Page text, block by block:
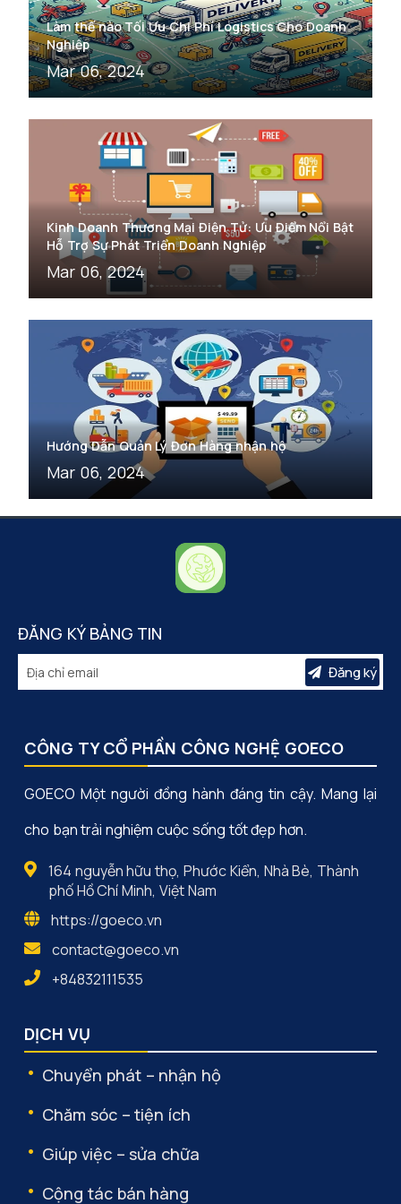
Làm thế nào Tối Ưu Chi Phí Logistics Cho Doanh
Nghiệp
Mar 06, 2024
Kinh Doanh Thương Mại Điện Tử: Ưu Điểm Nổi Bật
Hỗ Trợ Sự Phát Triển Doanh Nghiệp
Mar 06, 2024
Hướng Dẫn Quản Lý Đơn Hàng nhận hộ
Mar 06, 2024
ĐĂNG KÝ BẢNG TIN
Đăng ký
CÔNG TY CỔ PHẦN CÔNG NGHỆ GOECO
GOECO Một người đồng hành đáng tin cậy. Mang lại
cho bạn trải nghiệm cuộc sống tốt đẹp hơn.
164 nguyễn hữu thọ, Phước Kiển, Nhà Bè, Thành
phố Hồ Chí Minh, Việt Nam
https://goeco.vn
contact@goeco.vn
+84832111535
DỊCH VỤ
Chuyển phát – nhận hộ
Chăm sóc – tiện ích
Giúp việc – sửa chữa
Cộng tác bán hàng